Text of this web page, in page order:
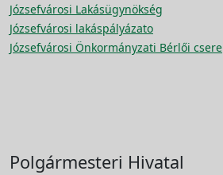
Józsefvárosi Lakásügynökség
Józsefvárosi lakáspályázato
Józsefvárosi Önkormányzati Bérlői csere
Polgármesteri Hivatal